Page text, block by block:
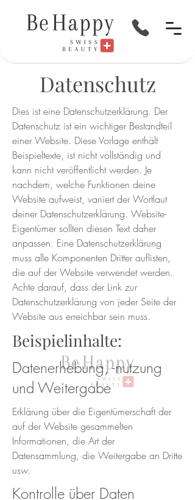
Datenschutz
Dies ist eine Datenschutzerklärung. Der
Datenschutz ist ein wichtiger Bestandteil
einer Website. Diese Vorlage enthält
Beispieltexte, ist nicht vollständig und
kann nicht veröffentlicht werden. Je
nachdem, welche Funktionen deine
Website aufweist, variiert der Wortlaut
deiner Datenschutzerklärung. Website-
Eigentümer sollten diesen Text daher
anpassen. Eine Datenschutzerklärung
muss alle Komponenten Dritter auflisten,
die auf der Website verwendet werden.
Achte darauf, dass der Link zur
Datenschutzerklärung von jeder Seite der
Website aus erreichbar sein muss.
Beispielinhalte:
Datenerhebung, -nutzung
und Weitergabe
Erklärung über die Eigentümerschaft der
auf der Website gesammelten
Informationen, die Art der
Datensammlung, die Weitergabe an Dritte
usw.
Kontrolle über Daten